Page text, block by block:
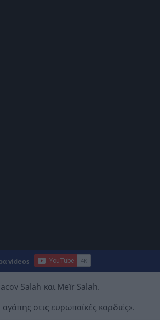
videos
Salah και Meïr Salah.
στις ευρωπαϊκές καρδιές».